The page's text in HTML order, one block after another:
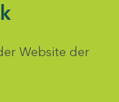
Website der